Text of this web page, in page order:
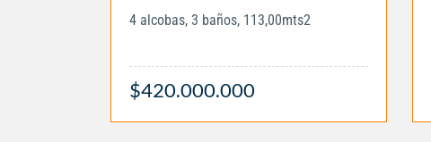
4 alcobas, 3 baños, 113,00mts2
$420.000.000